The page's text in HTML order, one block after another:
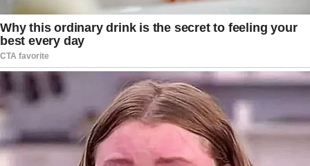
dirigentes, torcedores e analistas esportivos em
diferentes países.